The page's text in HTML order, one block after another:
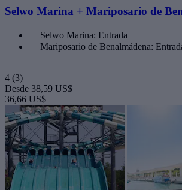
Selwo Marina + Mariposario de
Selwo Marina: Entrada
Mariposario de Benalmádena:
4 (3)
Desde 38,59 US$
36,66 US$